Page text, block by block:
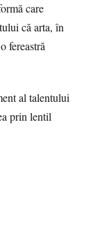
care
că arta, în
fereastră
al talentului
prin lentil